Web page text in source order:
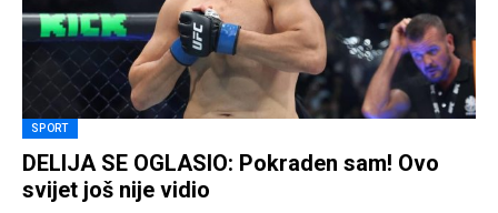
SPORT
DELIJA SE OGLASIO: Pokraden sam! Ovo
svijet još nije vidio